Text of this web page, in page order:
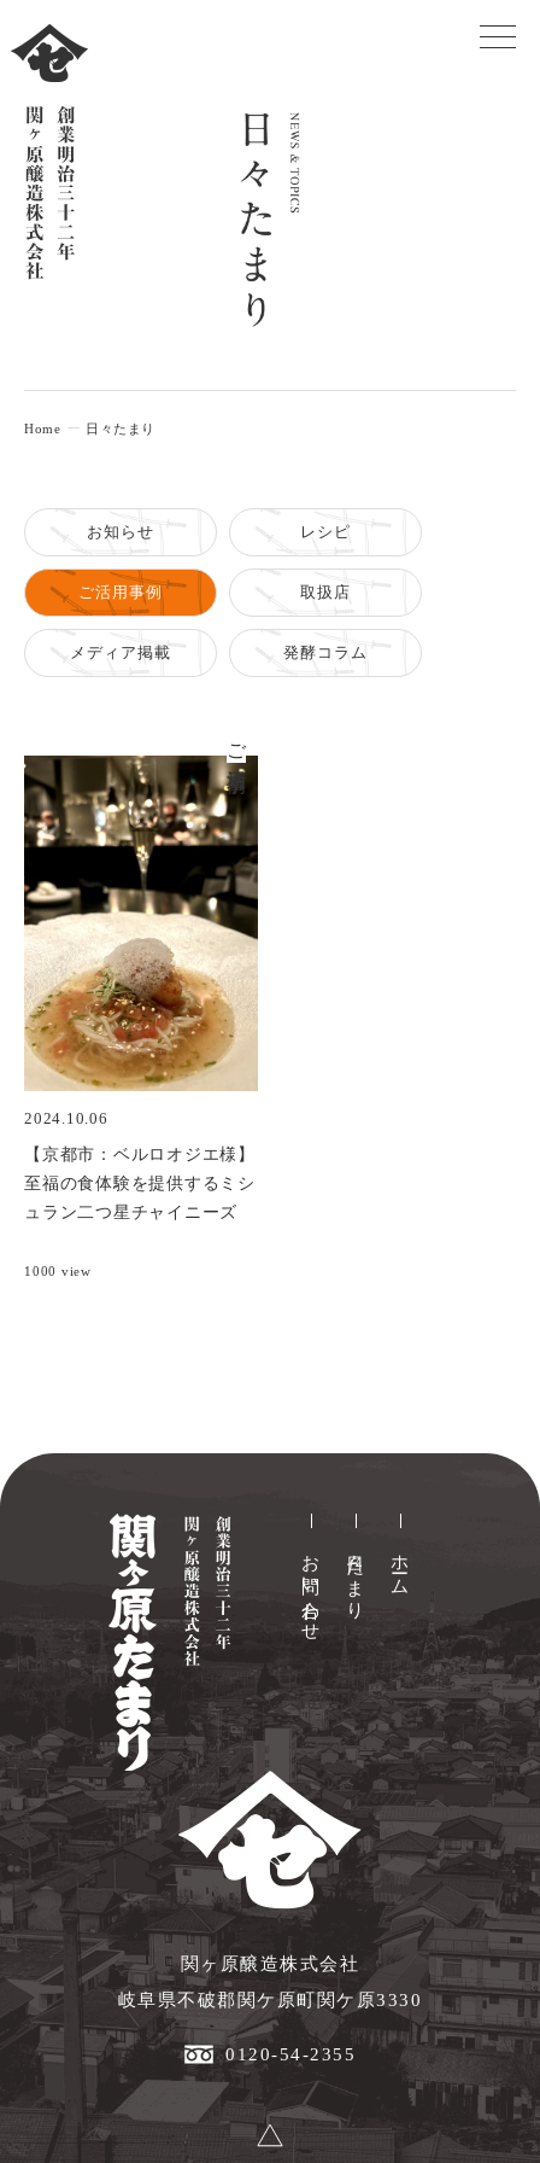
Home 日々たまり
お知らせ レシピ
ご活用事例 取扱店
メディア掲載 発酵コラム
ご活用事例
2024.10.06
【京都市：ベルロオジエ様】
至福の食体験を提供するミシ
ュラン二つ星チャイニーズ
1000 view
ホーム
日々たまり
お問い合わせ
関ヶ原醸造株式会社
岐阜県不破郡関ケ原町関ケ原3330
0120-54-2355